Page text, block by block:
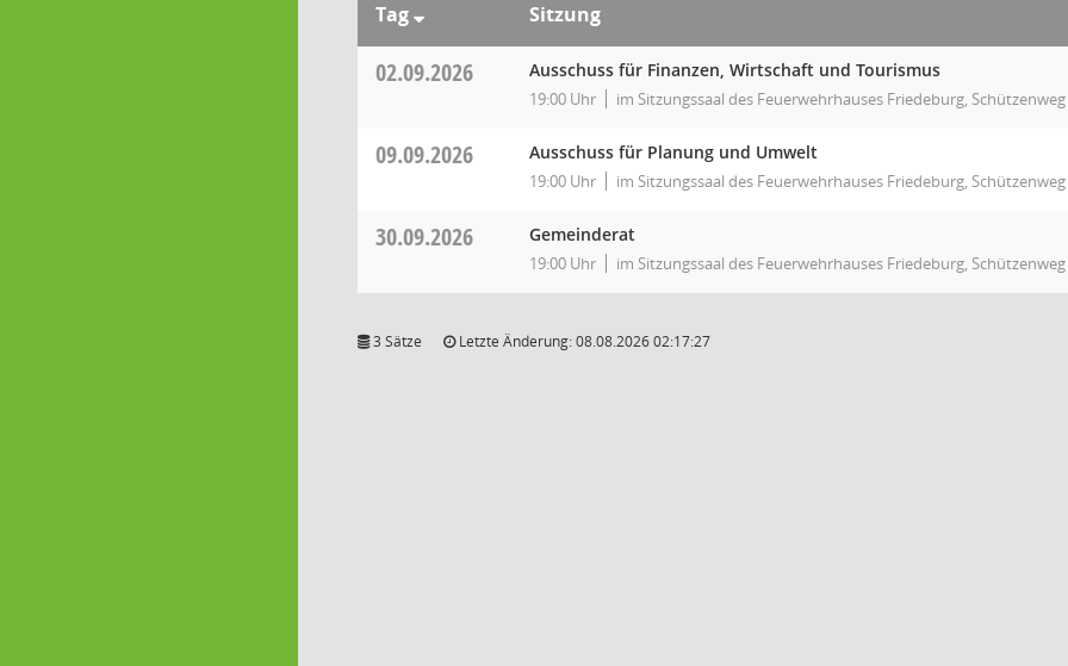
Tag Sitzung
02.09.2026 Ausschuss für Finanzen, Wirtschaft und Tourismus
19:00 Uhr im Sitzungssaal des Feuerwehrhauses Friedeburg,
09.09.2026 Ausschuss für Planung und Umwelt
19:00 Uhr im Sitzungssaal des Feuerwehrhauses Friedeburg,
30.09.2026 Gemeinderat
19:00 Uhr im Sitzungssaal des Feuerwehrhauses Friedeburg,
3 Sätze Letzte Änderung: 08.08.2026 02:17:27